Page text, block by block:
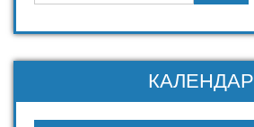
КАЛЕНДАР